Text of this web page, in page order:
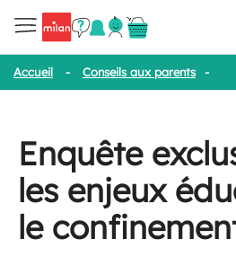
Accueil - Conseils aux parents -
Enquête
les enjeux
le